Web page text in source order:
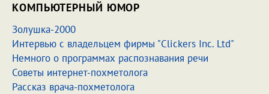
КОМПЬЮТЕРНЫЙ ЮМОР
Золушка-2000
Интервью с владельцем фирмы "Clickers Inc. Ltd"
Немного о программах распознавания речи
Советы интернет-похметолога
Рассказ врача-похметолога